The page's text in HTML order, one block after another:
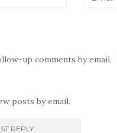
up comments by email.
posts by email.